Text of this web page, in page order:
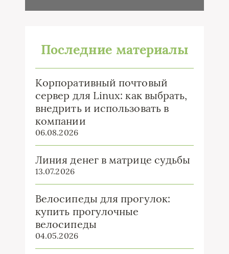
Последние материалы
Корпоративный почтовый
сервер для Linux: как выбрать,
внедрить и использовать в
компании
06.08.2026
Линия денег в матрице судьбы
13.07.2026
Велосипеды для прогулок:
купить прогулочные
велосипеды
04.05.2026